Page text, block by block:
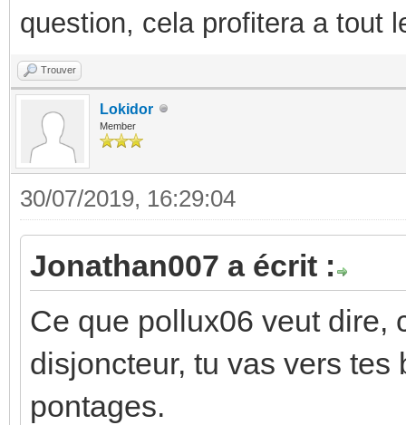
question, cela profitera a tout
Trouver
Lokidor
Member
30/07/2019, 16:29:04
Jonathan007 a écrit :
Ce que pollux06 veut dire,
disjoncteur, tu vas vers
pontages.